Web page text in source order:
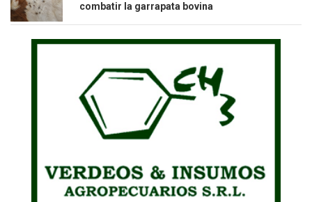
combatir la garrapata bovina